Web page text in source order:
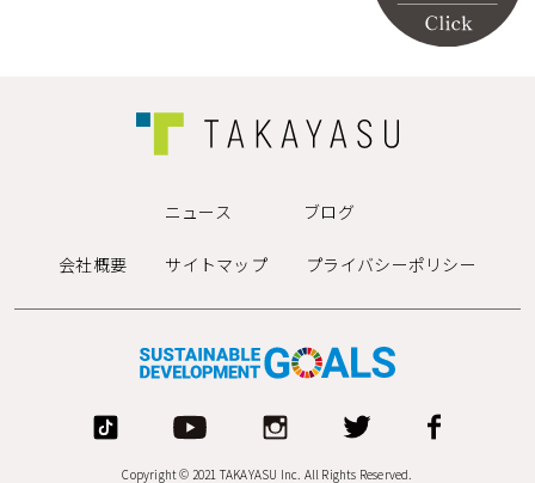
ニュース ブログ
会社概要 サイトマップ プライバシーポリシー
Copyright © 2021 TAKAYASU Inc. All Rights Reserved.